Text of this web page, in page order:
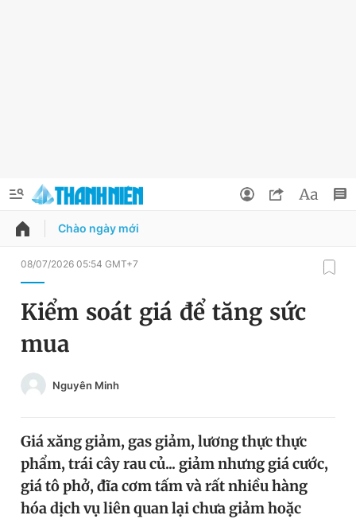
QUẢNG CÁO
Chuyên mục khác
Tin thị trường Tin 360
Video Magazine
Đổi mật khẩu
Tin đã lưu
Tin đã xem
Đăng xuất
Chào ngày mới
08/07/2026 05:54 GMT+7
Kiểm soát giá để tăng sức
mua
Nguyên Minh
Giá xăng giảm, gas giảm, lương thực thực
phẩm, trái cây rau củ... giảm nhưng giá cước,
giá tô phở, đĩa cơm tấm và rất nhiều hàng
hóa dịch vụ liên quan lại chưa giảm hoặc